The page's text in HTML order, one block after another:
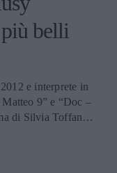
belli
e interprete in
9” e “Doc –
di Silvia Toffanin